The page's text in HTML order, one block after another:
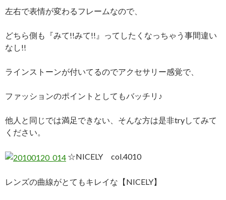
左右で表情が変わるフレームなので、
どちら側も『みて!!みて!!』ってしたくなっちゃう事間違い
なし!!
ラインストーンが付いてるのでアクセサリー感覚で、
ファッションのポイントとしてもバッチリ♪
他人と同じでは満足できない、そんな方は是非tryしてみて
ください。
☆NICELY col.4010
レンズの曲線がとてもキレイな【NICELY】